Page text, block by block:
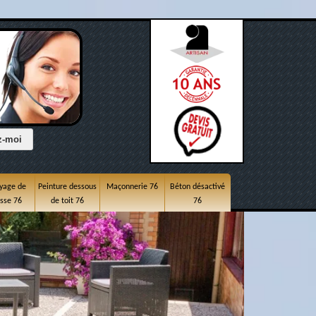
de
76
Peinture dessous
de toit 76
Maçonnerie 76
Béton désactivé
76